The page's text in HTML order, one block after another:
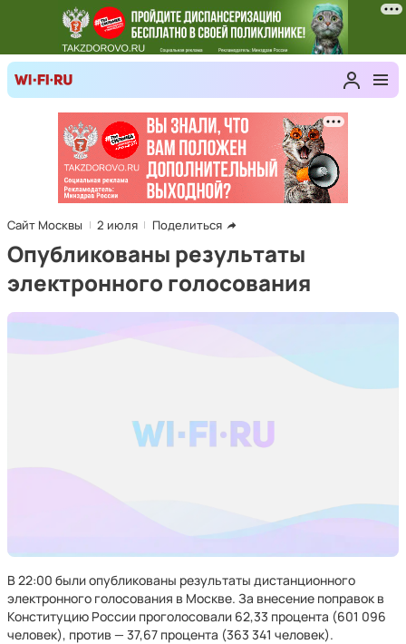
Сайт Москвы 2 июля Поделиться
Опубликованы результаты
электронного голосования
В 22:00 были опубликованы результаты дистанционного
электронного голосования в Москве. За внесение поправок в
Конституцию России проголосовали 62,33 процента (601 096
человек), против — 37,67 процента (363 341 человек).